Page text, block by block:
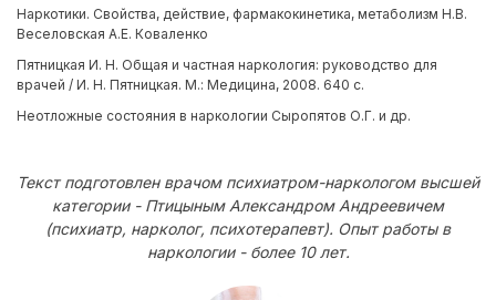
Наркотики. Свойства, действие, фармакокинетика, метаболизм Н.В.
Веселовская А.Е. Коваленко
Пятницкая И. Н. Общая и частная наркология: руководство для
врачей / И. Н. Пятницкая. М.: Медицина, 2008. 640 с.
Неотложные состояния в наркологии Сыропятов О.Г. и др.
Текст подготовлен врачом психиатром-наркологом высшей
категории - Птицыным Александром Андреевичем
(психиатр, нарколог, психотерапевт). Опыт работы в
наркологии - более 10 лет.